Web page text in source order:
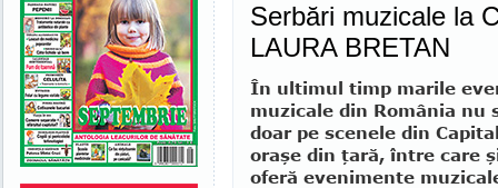
Serbări muzicale la
LAURA BRETAN
În ultimul timp marile
muzicale din România nu
doar pe scenele din
oraşe din ţară, între care
oferă eveni­mente